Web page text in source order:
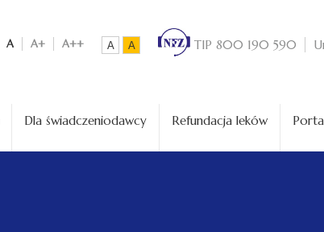
A A+ A++ A A TIP 800 190 590
Dla świadczeniodawcy Refundacja leków